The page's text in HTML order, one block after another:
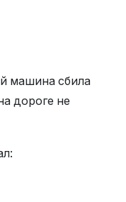
машина сбила
дороге не